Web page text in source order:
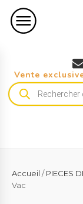
Vente
Recherche
de
Accueil /PIECES
Vac